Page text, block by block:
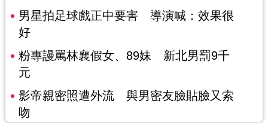
男星拍足球戲正中要害 導演喊：效果很
好
粉專謾罵林襄假女、89妹 新北男罰9千
元
影帝親密照遭外流 與男密友臉貼臉又索
吻